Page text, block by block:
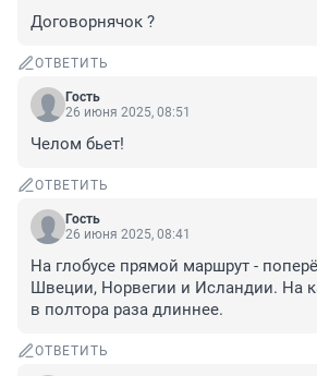
Договорнячок ?
ОТВЕТИТЬ
Гость
26 июня 2025, 08:51
Челом бьет!
ОТВЕТИТЬ
Гость
26 июня 2025, 08:41
На глобусе прямой маршрут -
Швеции, Норвегии и Исландии. На
в полтора раза длиннее.
ОТВЕТИТЬ